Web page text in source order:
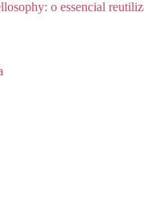
o essencial